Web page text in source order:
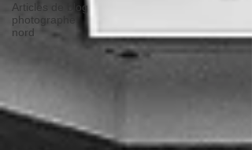
Articles de blog
photographe
nord